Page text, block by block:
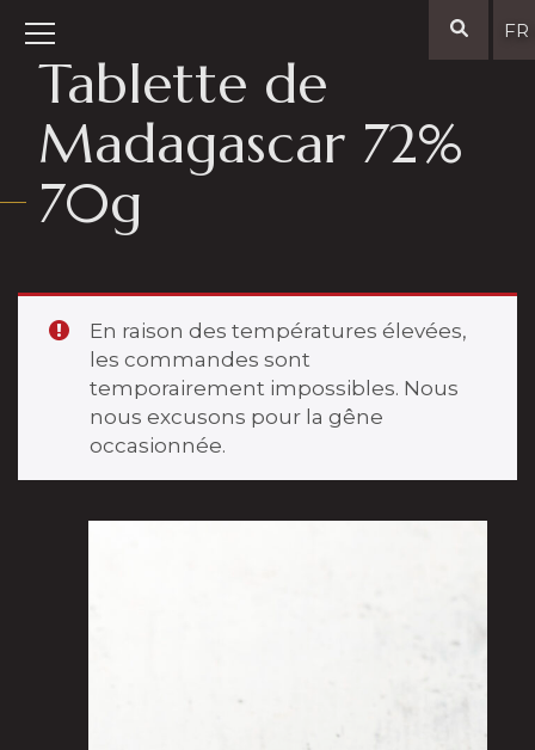
FR
Tablette de
Madagascar 72%
70g
En raison des températures élevées,
les commandes sont
temporairement impossibles. Nous
nous excusons pour la gêne
occasionnée.